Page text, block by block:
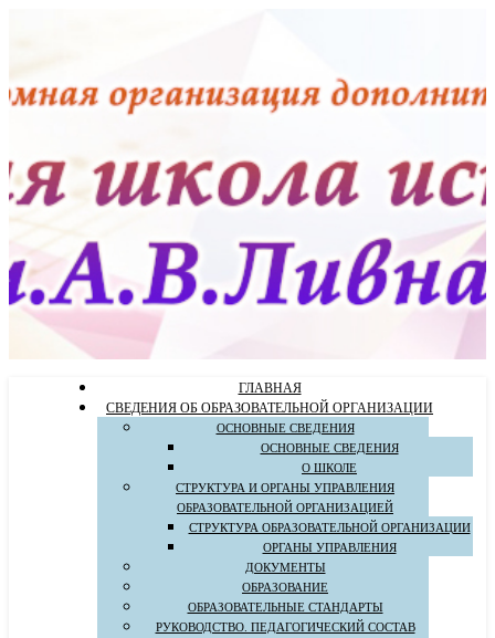
ГЛАВНАЯ
СВЕДЕНИЯ ОБ ОБРАЗОВАТЕЛЬНОЙ ОРГАНИЗАЦИИ
ОСНОВНЫЕ СВЕДЕНИЯ
ОСНОВНЫЕ СВЕДЕНИЯ
О ШКОЛЕ
СТРУКТУРА И ОРГАНЫ УПРАВЛЕНИЯ
ОБРАЗОВАТЕЛЬНОЙ ОРГАНИЗАЦИЕЙ
СТРУКТУРА ОБРАЗОВАТЕЛЬНОЙ ОРГАНИЗАЦИИ
ОРГАНЫ УПРАВЛЕНИЯ
ДОКУМЕНТЫ
ОБРАЗОВАНИЕ
ОБРАЗОВАТЕЛЬНЫЕ СТАНДАРТЫ
РУКОВОДСТВО. ПЕДАГОГИЧЕСКИЙ СОСТАВ